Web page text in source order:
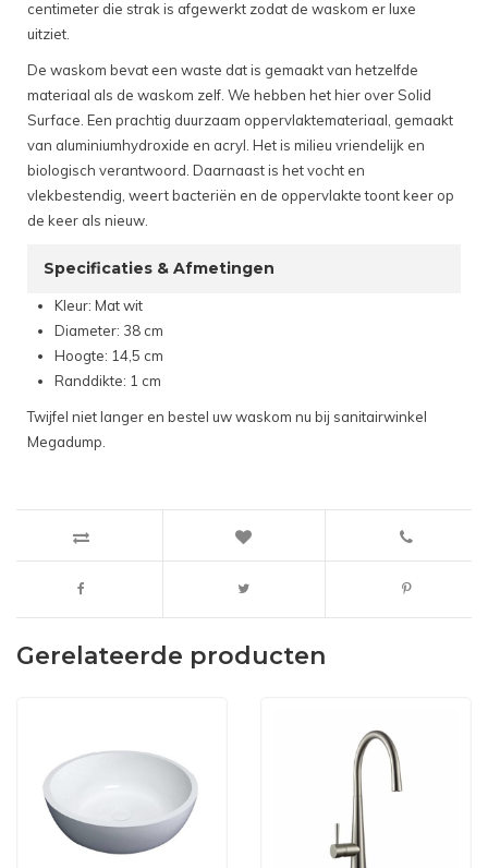
centimeter die strak is afgewerkt zodat de waskom er luxe
uitziet.
De waskom bevat een waste dat is gemaakt van hetzelfde
materiaal als de waskom zelf. We hebben het hier over Solid
Surface. Een prachtig duurzaam oppervlaktemateriaal, gemaakt
van aluminiumhydroxide en acryl. Het is milieu vriendelijk en
biologisch verantwoord. Daarnaast is het vocht en
vlekbestendig, weert bacteriën en de oppervlakte toont keer op
de keer als nieuw.
Specificaties & Afmetingen
Kleur: Mat wit
Diameter: 38 cm
Hoogte: 14,5 cm
Randdikte: 1 cm
Twijfel niet langer en bestel uw waskom nu bij sanitairwinkel
Megadump.
Gerelateerde producten